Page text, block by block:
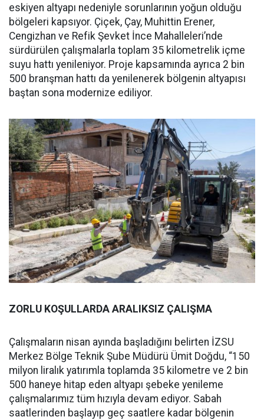
eskiyen altyapı nedeniyle sorunlarının yoğun olduğu
bölgeleri kapsıyor. Çiçek, Çay, Muhittin Erener,
Cengizhan ve Refik Şevket İnce Mahalleleri’nde
sürdürülen çalışmalarla toplam 35 kilometrelik içme
suyu hattı yenileniyor. Proje kapsamında ayrıca 2 bin
500 branşman hattı da yenilenerek bölgenin altyapısı
baştan sona modernize ediliyor.
ZORLU KOŞULLARDA ARALIKSIZ ÇALIŞMA
Çalışmaların nisan ayında başladığını belirten İZSU
Merkez Bölge Teknik Şube Müdürü Ümit Doğdu, “150
milyon liralık yatırımla toplamda 35 kilometre ve 2 bin
500 haneye hitap eden altyapı şebeke yenileme
çalışmalarımız tüm hızıyla devam ediyor. Sabah
saatlerinden başlayıp geç saatlere kadar bölgenin